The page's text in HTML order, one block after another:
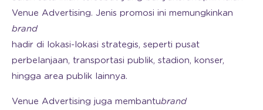
Venue Advertising. Jenis promosi ini memungkinkan
brand
hadir di lokasi-lokasi strategis, seperti pusat
perbelanjaan, transportasi publik, stadion, konser,
hingga area publik lainnya.
Venue Advertising juga membantubrand